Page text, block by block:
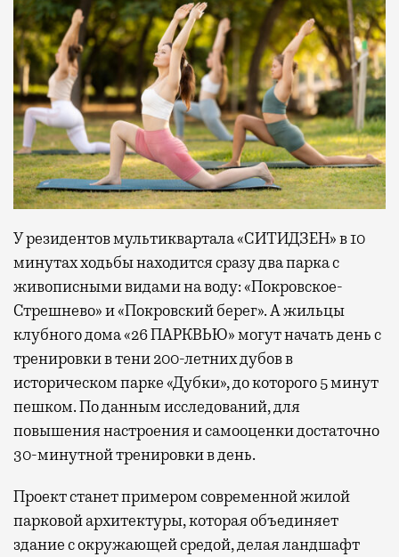
У резидентов мультиквартала «СИТИДЗЕН» в 10
минутах ходьбы находится сразу два парка с
живописными видами на воду: «Покровское-
Стрешнево» и «Покровский берег». А жильцы
клубного дома «26 ПАРКВЬЮ» могут начать день с
тренировки в тени 200-летних дубов в
историческом парке «Дубки», до которого 5 минут
пешком. По данным исследований, для
повышения настроения и самооценки достаточно
30-минутной тренировки в день.
Проект станет примером современной жилой
парковой архитектуры, которая объединяет
здание с окружающей средой, делая ландшафт